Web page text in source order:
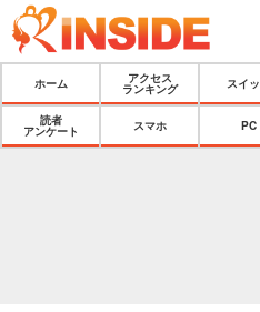
ホーム
アクセス
ランキング
スイ
読者
アンケート
スマホ PC